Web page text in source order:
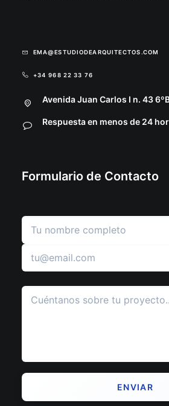
EMA@ESTUDIODEARQUITECTOS.COM
+34 968 22 33 76
Avenida Juan Carlos I n. 43
Respuesta en menos de 24
Formulario de Contacto